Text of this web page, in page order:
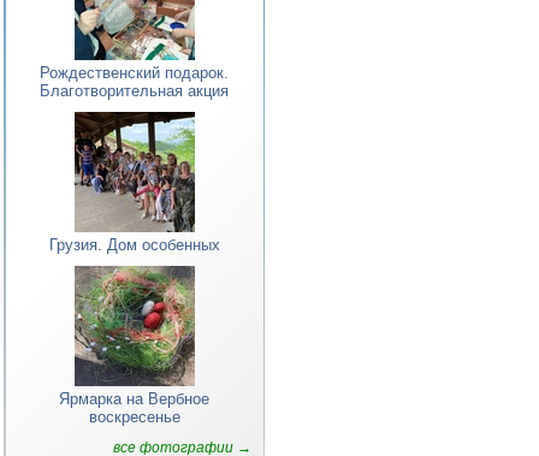
Рождественский подарок.
Благотворительная акция
Грузия. Дом особенных
Ярмарка на Вербное
воскресенье
все фотографии →